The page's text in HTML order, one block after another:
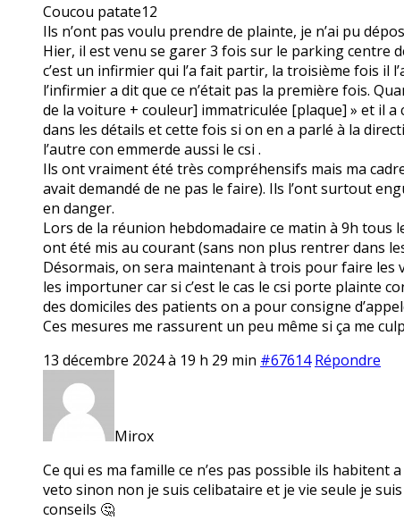
Coucou patate12
Ils n’ont pas voulu prendre de plainte, je n’ai pu
Hier, il est venu se garer 3 fois sur le parking centre
c’est un infirmier qui l’a fait partir, la troisième fois il
l’infirmier a dit que ce n’était pas la première fois.
de la voiture + couleur] immatriculée [plaque] » et il
dans les détails et cette fois si on en a parlé à la
l’autre con emmerde aussi le csi .
Ils ont vraiment été très compréhensifs mais ma
avait demandé de ne pas le faire). Ils l’ont surtout
en danger.
Lors de la réunion hebdomadaire ce matin à 9h tous
ont été mis au courant (sans non plus rentrer dans
Désormais, on sera maintenant à trois pour faire les
les importuner car si c’est le cas le csi porte plainte
des domiciles des patients on a pour consigne
Ces mesures me rassurent un peu même si ça me
13 décembre 2024 à 19 h 29 min #67614 Répondre
Mirox
Ce qui es ma famille ce n’es pas possible ils habitent
veto sinon non je suis celibataire et je vie seule je
conseils 🤔